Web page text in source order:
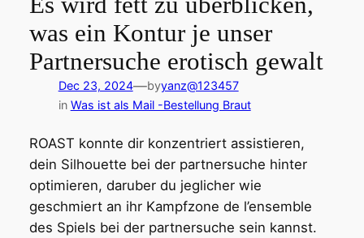
was ein Kontur je unser
Partnersuche erotisch gewalt
Dec 23, 2024—byyanz@123457
in Was ist als Mail -Bestellung Braut
ROAST konnte dir konzentriert assistieren,
dein Silhouette bei der partnersuche hinter
optimieren, daruber du jeglicher wie
geschmiert an ihr Kampfzone de l’ensemble
des Spiels bei der partnersuche sein kannst.